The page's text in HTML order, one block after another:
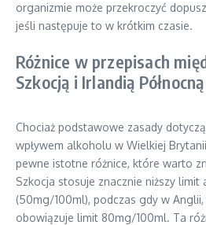
organizmie może przekroczyć
jeśli następuje to w krótkim czasie.
Różnice w przepisach
Szkocją i Irlandią Północną
Chociaż podstawowe zasady
wpływem alkoholu w Wielkiej
pewne istotne różnice, które warto
Szkocja stosuje znacznie niższy limit
(50mg/100ml), podczas gdy w Anglii,
obowiązuje limit 80mg/100ml. Ta